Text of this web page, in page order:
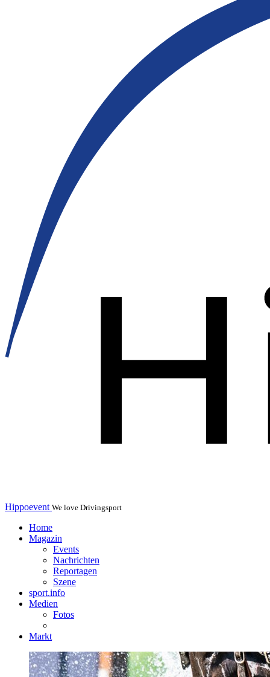
Hippoevent We love Drivingsport
Home
Magazin
Events
Nachrichten
Reportagen
Szene
sport.info
Medien
Fotos
Markt